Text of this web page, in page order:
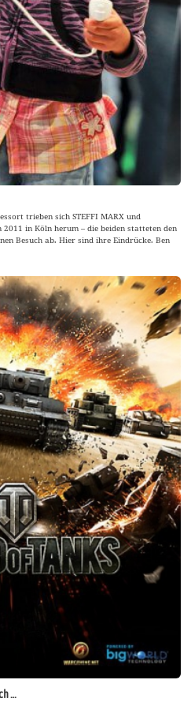
trieben sich STEFFI MARX und
2011 in Köln herum – die beiden statteten den
Besuch ab. Hier sind ihre Eindrücke. Ben
…